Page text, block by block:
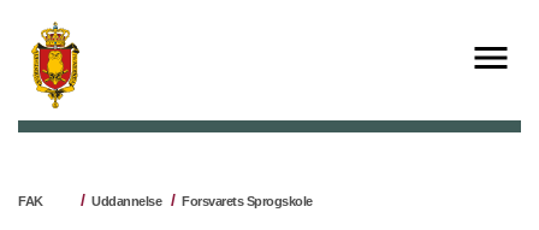
FAK Uddannelse Forsvarets Sprogskole